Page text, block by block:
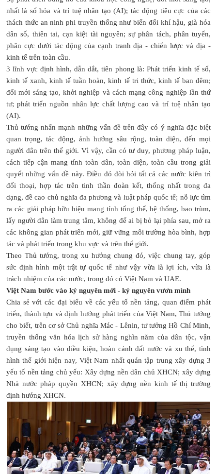
nhất là số hóa và trí tuệ nhân tạo (AI); tác động tiêu cực của các
thách thức an ninh phi truyền thống như biến đổi khí hậu, già hóa
dân số, thiên tai, cạn kiệt tài nguyên; sự phân tách, phân tuyến,
phân cực dưới tác động của cạnh tranh địa - chiến lược và địa -
kinh tế trên toàn cầu.
3 lĩnh vực định hình, dẫn dắt, tiên phong là: Phát triển kinh tế số,
kinh tế xanh, kinh tế tuần hoàn, kinh tế tri thức, kinh tế ban đêm;
đổi mới sáng tạo, khởi nghiệp và cách mạng công nghiệp lần thứ
tư; phát triển nguồn nhân lực chất lượng cao và trí tuệ nhân tạo
(AI).
Thủ tướng nhấn mạnh những vấn đề trên đây có ý nghĩa đặc biệt
quan trọng, tác động, ảnh hưởng sâu rộng, toàn diện, đến mọi
người dân trên thế giới. Vì vậy, cần có tư duy, phương pháp luận,
cách tiếp cận mang tính toàn dân, toàn diện, toàn cầu trong giải
quyết những vấn đề này. Điều đó đòi hỏi tất cả các nước kiên trì
đối thoại, hợp tác trên tinh thần đoàn kết, thống nhất trong đa
dạng, đề cao chủ nghĩa đa phương và luật pháp quốc tế; nỗ lực tìm
ra các giải pháp hữu hiệu mang tính tổng thể, hệ thống, bao trùm,
lấy người dân làm trung tâm, không để ai bị bỏ lại phía sau, mở ra
các không gian phát triển mới, giữ vững môi trường hòa bình, hợp
tác và phát triển trong khu vực và trên thế giới.
Theo Thủ tướng, trong xu hướng chung đó, việc chung tay, góp
sức định hình một trật tự quốc tế như vậy vừa là lợi ích, vừa là
trách nhiệm của các nước, trong đó có Việt Nam và UAE.
Việt Nam bước vào kỷ nguyên mới - kỷ nguyên vươn mình
Chia sẻ với các đại biểu về các yếu tố nền tảng, quan điểm phát
triển, thành tựu và định hướng phát triển của Việt Nam, Thủ tướng
cho biết, trên cơ sở Chủ nghĩa Mác - Lênin, tư tưởng Hồ Chí Minh,
truyền thống văn hóa lịch sử hàng nghìn năm của dân tộc, vận
dụng sáng tạo vào điều kiện, hoàn cảnh đất nước và xu thế, tình
hình thế giới hiện nay, Việt Nam nhất quán tập trung xây dựng 3
yếu tố nền tảng chủ yếu: Xây dựng nền dân chủ XHCN; xây dựng
Nhà nước pháp quyền XHCN; xây dựng nền kinh tế thị trường
định hướng XHCN.